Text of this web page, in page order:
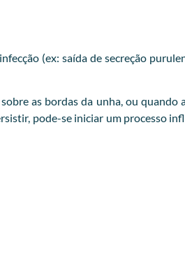
(ex: saída de secreção
as bordas da unha, ou quando
pode-se iniciar um processo